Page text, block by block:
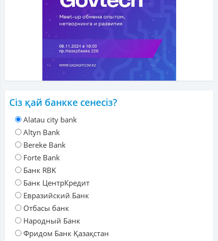
Сіз қай банкке сенесіз?
Alatau city bank
Altyn Bank
Bereke Bank
Forte Bank
Банк RBK
Банк ЦентрКредит
Евразийский Банк
Отбасы банк
Народный Банк
Фридом Банк Қазақстан